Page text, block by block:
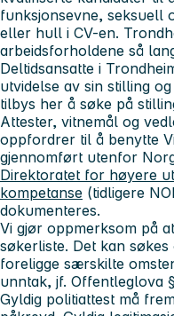
funksjonsevne, seksuell
eller hull i CV-en.
arbeidsforholdene så
Deltidsansatte i
utvidelse av sin stilling
tilbys her å søke på
Attester, vitnemål og
oppfordrer til å benytte
gjennomført utenfor
Direktoratet for høyere
kompetanse (tidligere
dokumenteres.
Vi gjør oppmerksom på
søkerliste. Det kan
foreligge særskilte
unntak, jf. Offentleglova
Gyldig politiattest må